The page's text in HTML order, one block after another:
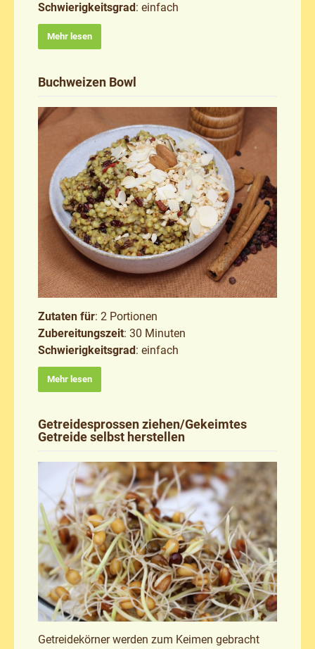
Schwierigkeitsgrad: einfach
Mehr lesen
Buchweizen Bowl
Zutaten für: 2 Portionen
Zubereitungszeit: 30 Minuten
Schwierigkeitsgrad: einfach
Mehr lesen
Getreidesprossen ziehen/Gekeimtes
Getreide selbst herstellen
Getreidekörner werden zum Keimen gebracht